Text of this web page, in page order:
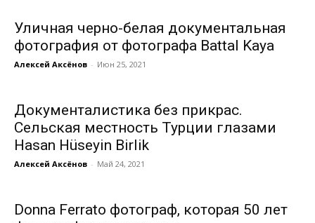
Уличная черно-белая документальная
фотография от фотографа Battal Kaya
Алексей Аксёнов - Июн 25, 2021
Документалистика без прикрас.
Сельская местность Турции глазами
Hasan Hüseyin Birlik
Алексей Аксёнов - Май 24, 2021
Donna Ferrato фотограф, которая 50 лет